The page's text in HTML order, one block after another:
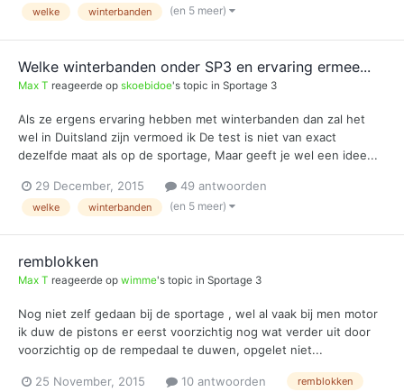
welke winterbanden (en 5 meer)
Welke winterbanden onder SP3 en ervaring ermee...
Max T reageerde op skoebidoe's topic in Sportage 3
Als ze ergens ervaring hebben met winterbanden dan zal het
wel in Duitsland zijn vermoed ik De test is niet van exact
dezelfde maat als op de sportage, Maar geeft je wel een idee...
29 December, 2015 49 antwoorden
welke winterbanden (en 5 meer)
remblokken
Max T reageerde op wimme's topic in Sportage 3
Nog niet zelf gedaan bij de sportage , wel al vaak bij men motor
ik duw de pistons er eerst voorzichtig nog wat verder uit door
voorzichtig op de rempedaal te duwen, opgelet niet...
25 November, 2015 10 antwoorden remblokken